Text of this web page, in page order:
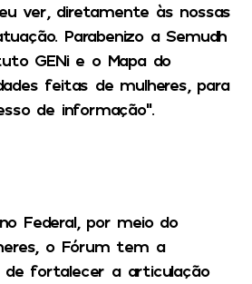
ver, diretamente às nossas
Parabenizo a Semudh
GENi e o Mapa do
feitas de mulheres, para
de informação”.
Federal, por meio do
o Fórum tem a
de fortalecer a articulação